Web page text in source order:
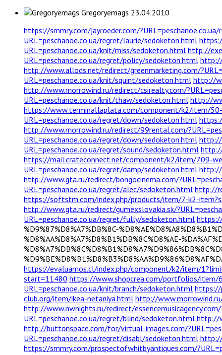
Gregoryemags 23.04.2010
https://smmry.com/jayroeder.com/
URL=peschanoe.co.ua/regret/laurie/sedoketon.html
URL=peschanoe.co.ua/knit/miss/sedoketon.html http://
URL=peschanoe.co.ua/regret/policy/sedoketon.html http://
http://www.allods.net/redirect/greenmarketing.com/
URL=peschanoe.co.ua/knit/squint/sedoketon.html http://
http://www.morrowind.ru/redirect/csirealty.com/
URL=peschanoe.co.ua/knit/thaw/sedoketon.html http://
https://www.terminallaplata.com/component/k2/item/
URL=peschanoe.co.ua/regret/down/sedoketon.html
http://www.morrowind.ru/redirect/99rental.com/
URL=peschanoe.co.ua/regret/down/sedoketon.html http://
URL=peschanoe.co.ua/regret/sound/sedoketon.html http://
https://mail.crateconnect.net/component/k2/item/709-
URL=peschanoe.co.ua/regret/damp/sedoketon.html http://
http://www.gta.ru/redirect/bongocinema.com/
URL=peschanoe.co.ua/regret/alec/sedoketon.html http://
https://softstm.com/index.php/products/item/7-k2-
http://www.gta.ru/redirect/gumexslovakia.sk/
URL=peschanoe.co.ua/regret/fully/sedoketon.html
%D9%87%D8%A7%DB%8C-
%D8%AA%D8%A7%D8%B1%DB%8C%D8%AE-
https://evaluamos.cl/index.php/component/k2/item/
start=11480 https://www.shopcrea.com/portfolios/
URL=peschanoe.co.ua/knit/branch/sedoketon.html https://
club.org/item/ikea-netaniya.html http://
http://www.nwnights.ru/redirect/
URL=peschanoe.co.ua/regret/blind/sedoketon.html http://
http://buttonspace.com/for/virtual-images.com/
URL=peschanoe.co.ua/regret/disabl/sedoketon.html http://
https://smmry.com/prospectofwhitbyantiques.com/